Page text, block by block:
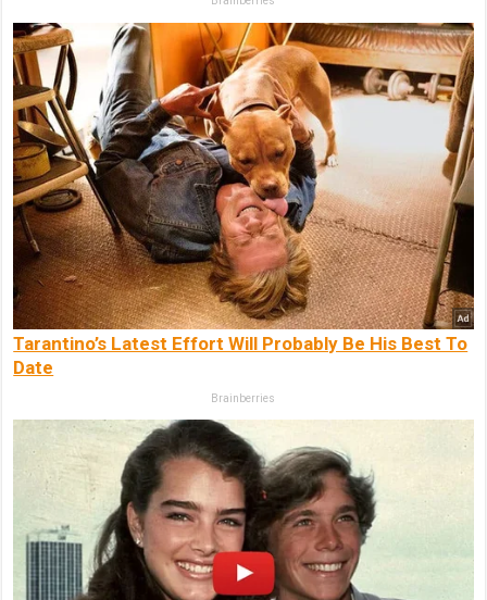
Tarantino’s Latest Effort Will Probably Be His Best To
Date
Brainberries